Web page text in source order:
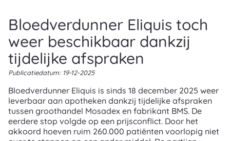
Bloedverdunner Eliquis toch
weer beschikbaar dankzij
tijdelijke afspraken
Publicatiedatum: 19-12-2025
Bloedverdunner Eliquis is sinds 18 december 2025 weer
leverbaar aan apotheken dankzij tijdelijke afspraken
tussen groothandel Mosadex en fabrikant BMS. De
eerdere stop volgde op een prijsconflict. Door het
akkoord hoeven ruim 260.000 patiënten voorlopig niet